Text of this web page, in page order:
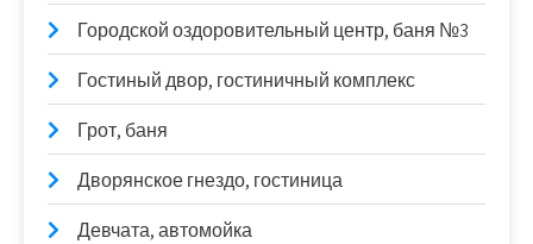
Городской оздоровительный центр, баня №3
Гостиный двор, гостиничный комплекс
Грот, баня
Дворянское гнездо, гостиница
Девчата, автомойка